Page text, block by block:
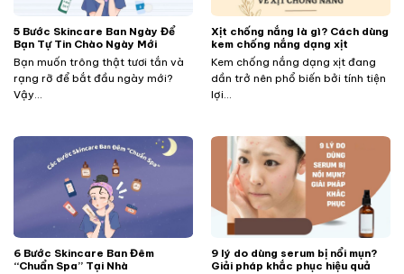
5 Bước Skincare Ban Ngày Để
Bạn Tự Tin Chào Ngày Mới
Bạn muốn trông thật tươi tắn và
rạng rỡ để bắt đầu ngày mới?
Vậy...
Xịt chống nắng là gì? Cách dùng
kem chống nắng dạng xịt
Kem chống nắng dạng xịt đang
dần trở nên phổ biến bởi tính tiện
lợi...
​​​​​​6 Bước Skincare Ban Đêm
“Chuẩn Spa” Tại Nhà
9 lý do dùng serum bị nổi mụn?
Giải pháp khắc phục hiệu quả